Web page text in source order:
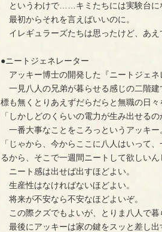
というわけで……キミたちには実験台に
最初からそれを言えばいいのに。
イレギュラーズたちは思ったけど、あえ
●ニートジェネレーター
アッキー博士の開発した『ニートジェネ
一見八人の兄弟が暮らせる感じの二階建
標も無くとりあえずだらだらと無職の日
「しかしどのくらいの電力が生み出せる
一番大事なことをころっというアッキー
「じゃから、今からここに八人はいって
るから、そこで一週間ニートして欲しいん
ニート感は出せば出すほどよい。
生産性はなければないほどよい。
将来が不安なら不安なほどよいぞ。
この際クズでもよいが、とりま八人で暮
最後にアッキーは家の鍵をスッと差し出